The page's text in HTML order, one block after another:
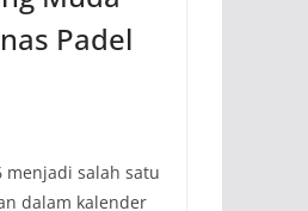
Padel
menjadi salah satu
dalam kalender